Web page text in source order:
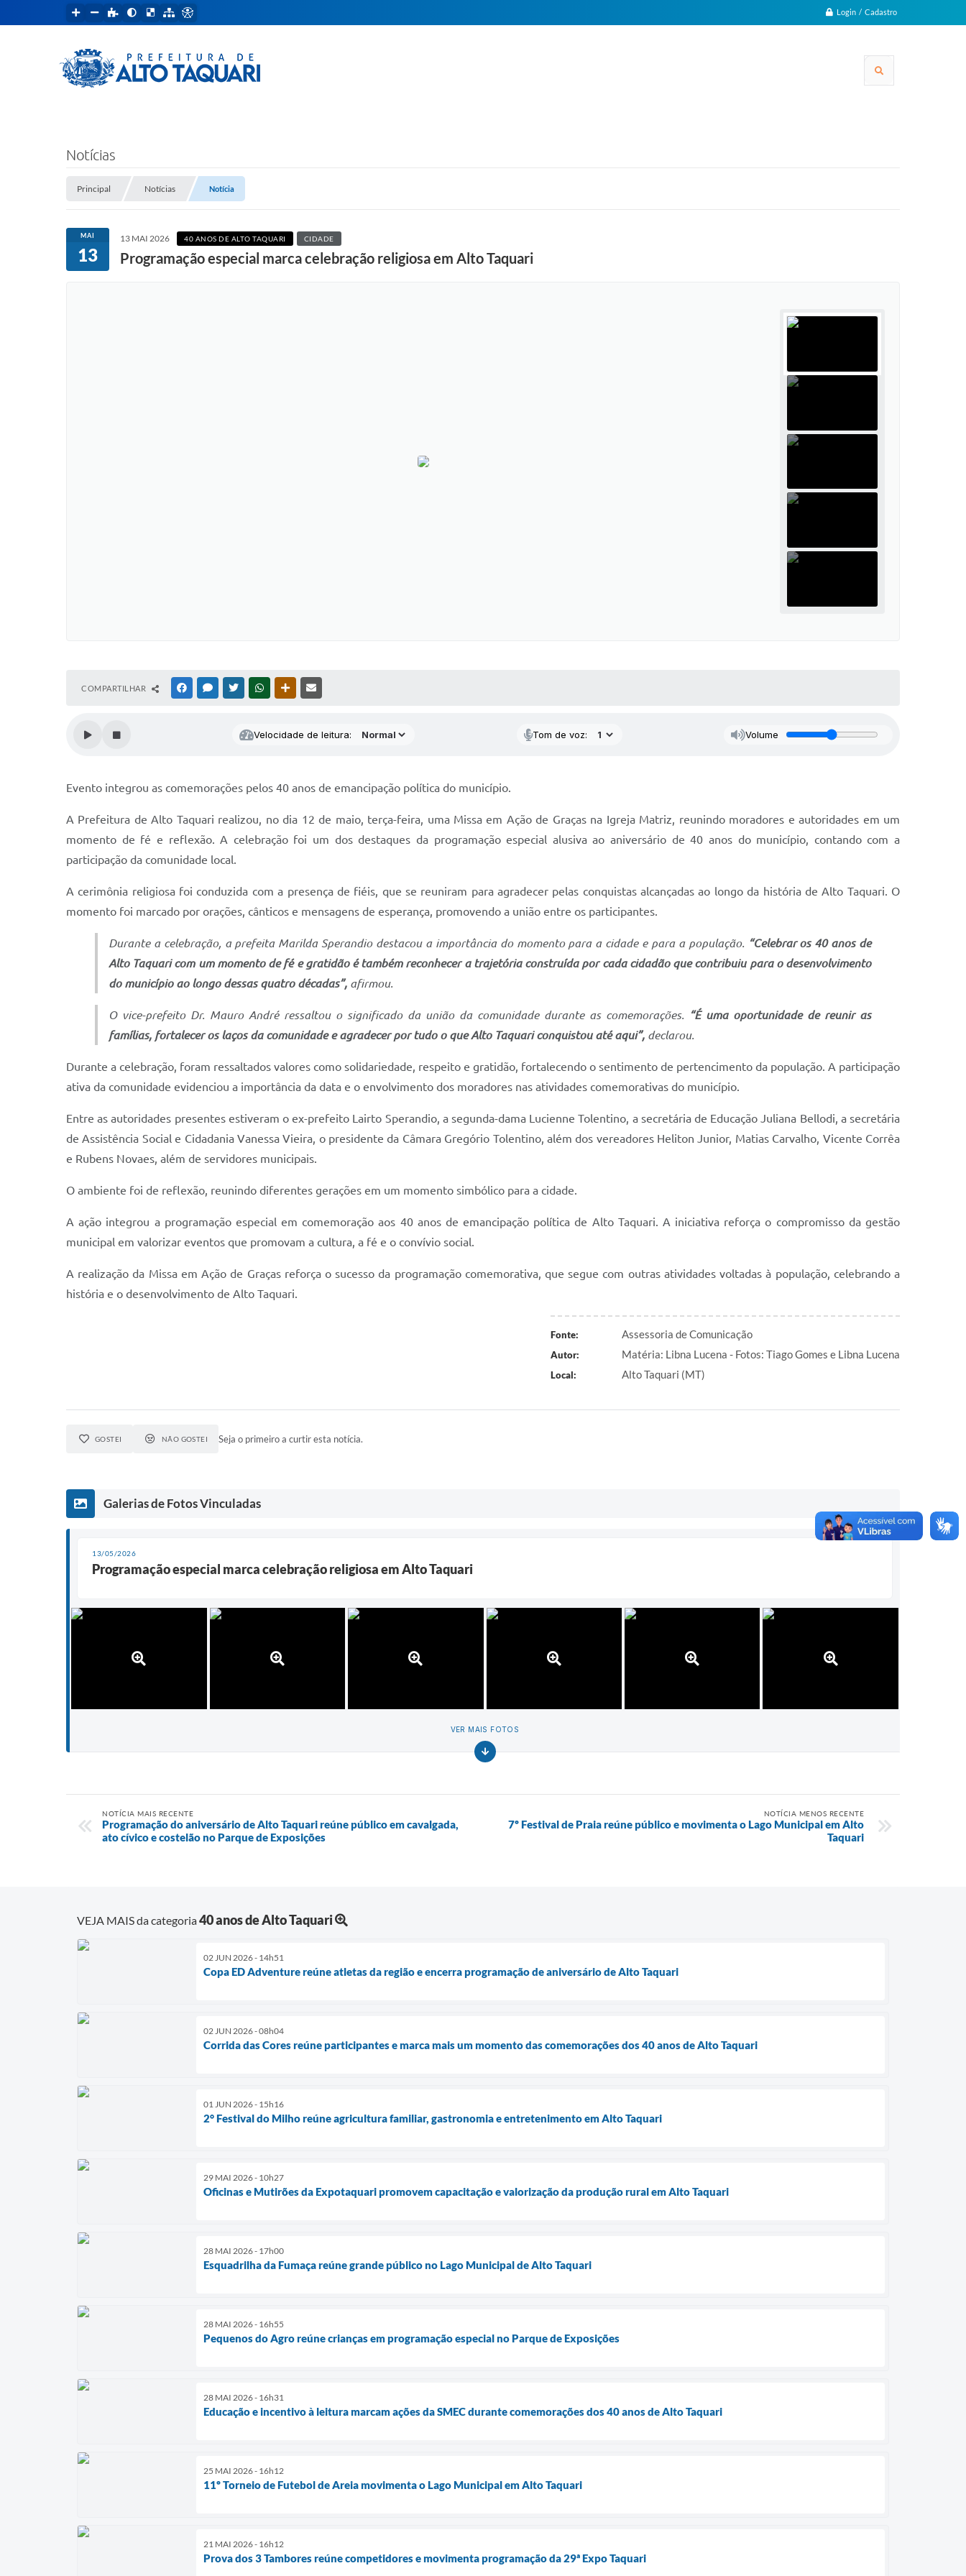
Login / Cadastro
Notícias
Principal Notícias Notícia
MAI
13
13 MAI 2026 40 ANOS DE ALTO TAQUARI CIDADE
Programação especial marca celebração religiosa em Alto Taquari
COMPARTILHAR FACEBOOKMESSENGER
TWITTERWHATSAPPOUTRAS MÍDIAS
Velocidade de leitura: Tom de voz: Volume
Evento integrou as comemorações pelos 40 anos de emancipação política do município.
A Prefeitura de Alto Taquari realizou, no dia 12 de maio, terça-feira, uma Missa em Ação de Graças na Igreja Matriz, reunindo moradores e autoridades em um
momento de fé e reflexão. A celebração foi um dos destaques da programação especial alusiva ao aniversário de 40 anos do município, contando com a
participação da comunidade local.
A cerimônia religiosa foi conduzida com a presença de fiéis, que se reuniram para agradecer pelas conquistas alcançadas ao longo da história de Alto Taquari. O
momento foi marcado por orações, cânticos e mensagens de esperança, promovendo a união entre os participantes.
Durante a celebração, a prefeita Marilda Sperandio destacou a importância do momento para a cidade e para a população. “Celebrar os 40 anos de
Alto Taquari com um momento de fé e gratidão é também reconhecer a trajetória construída por cada cidadão que contribuiu para o desenvolvimento
do município ao longo dessas quatro décadas”, afirmou.
O vice-prefeito Dr. Mauro André ressaltou o significado da união da comunidade durante as comemorações.
“É uma oportunidade de reunir as
famílias, fortalecer os laços da comunidade e agradecer por tudo o que Alto Taquari conquistou até aqui”, declarou.
Durante a celebração, foram ressaltados valores como solidariedade, respeito e gratidão, fortalecendo o sentimento de pertencimento da população. A participação
ativa da comunidade evidenciou a importância da data e o envolvimento dos moradores nas atividades comemorativas do município.
Entre as autoridades presentes estiveram o ex-prefeito Lairto Sperandio, a segunda-dama Lucienne Tolentino, a secretária de Educação Juliana Bellodi, a secretária
de Assistência Social e Cidadania Vanessa Vieira, o presidente da Câmara Gregório Tolentino, além dos vereadores Heliton Junior, Matias Carvalho, Vicente Corrêa
e Rubens Novaes, além de servidores municipais.
O ambiente foi de reflexão, reunindo diferentes gerações em um momento simbólico para a cidade.
A ação integrou a programação especial em comemoração aos 40 anos de emancipação política de Alto Taquari. A iniciativa reforça o compromisso da gestão
municipal em valorizar eventos que promovam a cultura, a fé e o convívio social.
A realização da Missa em Ação de Graças reforça o sucesso da programação comemorativa, que segue com outras atividades voltadas à população, celebrando a
história e o desenvolvimento de Alto Taquari.
Fonte: Assessoria de Comunicação
Autor: Matéria: Libna Lucena - Fotos: Tiago Gomes e Libna Lucena
Local: Alto Taquari (MT)
GOSTEI NÃO GOSTEI Seja o primeiro a curtir esta notícia.
Galerias de Fotos Vinculadas
13/05/2026
Programação especial marca celebração religiosa em Alto Taquari
VER MAIS FOTOS
NOTÍCIA MAIS RECENTE
Programação do aniversário de Alto Taquari reúne público em cavalgada,
ato cívico e costelão no Parque de Exposições
NOTÍCIA MENOS RECENTE
7º Festival de Praia reúne público e movimenta o Lago Municipal em Alto
Taquari
VEJA MAIS da categoria40 anos de Alto Taquari
02 JUN 2026 - 14h51
Copa ED Adventure reúne atletas da região e encerra programação de aniversário de Alto Taquari
02 JUN 2026 - 08h04
Corrida das Cores reúne participantes e marca mais um momento das comemorações dos 40 anos de Alto Taquari
01 JUN 2026 - 15h16
2° Festival do Milho reúne agricultura familiar, gastronomia e entretenimento em Alto Taquari
29 MAI 2026 - 10h27
Oficinas e Mutirões da Expotaquari promovem capacitação e valorização da produção rural em Alto Taquari
28 MAI 2026 - 17h00
Esquadrilha da Fumaça reúne grande público no Lago Municipal de Alto Taquari
28 MAI 2026 - 16h55
Pequenos do Agro reúne crianças em programação especial no Parque de Exposições
28 MAI 2026 - 16h31
Educação e incentivo à leitura marcam ações da SMEC durante comemorações dos 40 anos de Alto Taquari
25 MAI 2026 - 16h12
11º Torneio de Futebol de Areia movimenta o Lago Municipal em Alto Taquari
21 MAI 2026 - 16h12
Prova dos 3 Tambores reúne competidores e movimenta programação da 29ª Expo Taquari